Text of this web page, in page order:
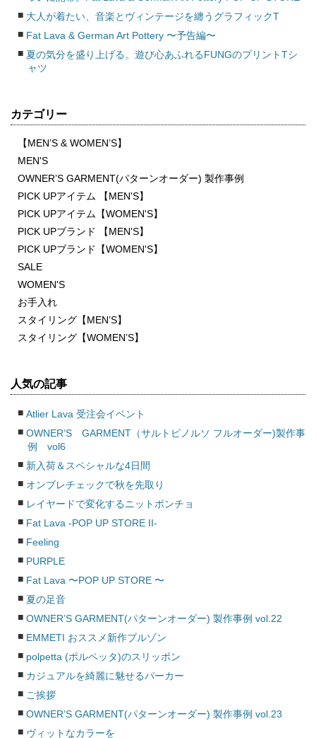
大人が着たい、音楽とヴィンテージを纏うグラフィックT
Fat Lava & German Art Pottery 〜予告編〜
夏の気分を盛り上げる。遊び心あふれるFUNGのプリントTシ
ャツ
カテゴリー
【MEN’S & WOMEN’S】
MEN'S
OWNER’S GARMENT(パターンオーダー) 製作事例
PICK UPアイテム 【MEN'S】
PICK UPアイテム【WOMEN'S】
PICK UPブランド 【MEN'S】
PICK UPブランド【WOMEN'S】
SALE
WOMEN'S
お手入れ
スタイリング【MEN’S】
スタイリング【WOMEN’S】
人気の記事
Atlier Lava 受注会イベント
OWNER’S GARMENT（サルトピノルソ フルオーダー)製作事
例 vol6
新入荷＆スペシャルな4日間
オンブレチェックで秋を先取り
レイヤードで変化するニットポンチョ
Fat Lava -POP UP STORE II-
Feeling
PURPLE
Fat Lava 〜POP UP STORE 〜
夏の足音
OWNER’S GARMENT(パターンオーダー) 製作事例 vol.22
EMMETI おススメ新作ブルゾン
polpetta (ポルペッタ)のスリッポン
カジュアルを綺麗に魅せるパーカー
ご挨拶
OWNER’S GARMENT(パターンオーダー) 製作事例 vol.23
ヴィットなカラーを